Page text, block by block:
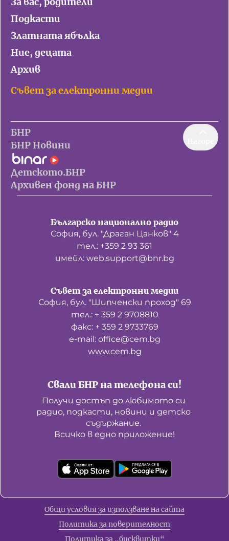
Подкасти
Златната ябълка
Ние, децата
Архив
Съвет за електронни медии
БНР
БНР Новини
Детското.БНР
Архивен фонд на БНР
Българско национално радио
София, бул. "Драган Цанков" 4
тел.: +359 2 93 361
имейл: web.support@bnr.bg
Свали БНР на телефона си!
Получи достъп до любимото си
радио, подкасти, новини и детско
съдържание.
Всичко в едно приложение!
Съвет за електронни медии
София, бул. "Шипченски проход" 69
тел.: + 359 2 9708810
факс: + 359 2 9733769
е-mail: office@cem.bg
www.cem.bg
Общи условия за използване на сайта
Политика за поверителност
Политика за „бисквитки“